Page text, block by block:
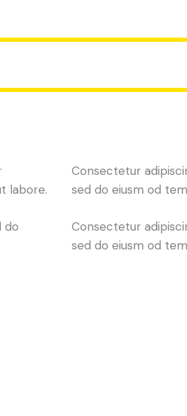
labore.
do
Consectetur
sed do eiusm od
Consectetur
sed do eiusm od